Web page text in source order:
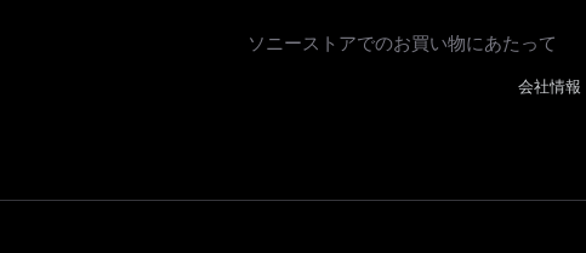
ソニーストアでのお買い物にあたって
会社情報